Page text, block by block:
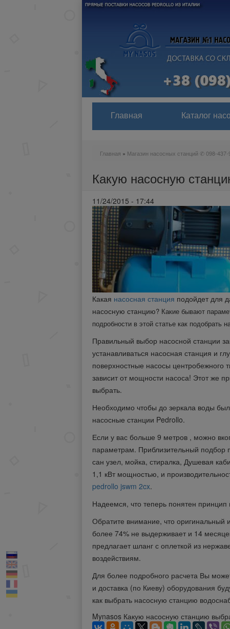
Главная Каталог
Главная » Магазин насосных станций ✆ 098-437-
Какую насосную
11/24/2015 - 17:44
Какая насосная станция подойдет для
насосную станцию? Какие бывают
подробности в этой статье как подобрать
Правильный выбор насосной станции
устанавливаться насосная станция и
поверхностные насосы
зависит от мощности насоса! Этот же
выбрать.
Необходимо чтобы до зеркала воды
насосные станции Pedrollo.
Если у вас больше 9 метров , можно
параметрам. Приблизительный подбор
сан узел, мойка, стиралка, Душевая
1,1 кВт мощностью, и
pedrollo jswm 2cx.
Надеемся, что теперь понятен
Обратите внимание, что оригинальный
более 74% не выдерживает и 14
предлагает шланг с оплеткой из
воздействиям.
Для более подробного расчета Вы
и доставка (по Киеву) оборудования
как выбрать насосную станцию
Mynasos Какую насосную станцию